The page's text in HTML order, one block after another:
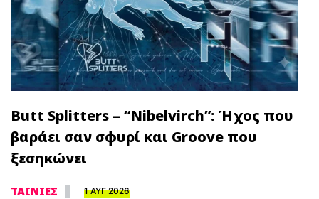
Butt Splitters – “Nibelvirch”: Ήχος που
βαράει σαν σφυρί και Groove που
ξεσηκώνει
ΤΑΙΝΙΕΣ 1 ΑΥΓ 2026